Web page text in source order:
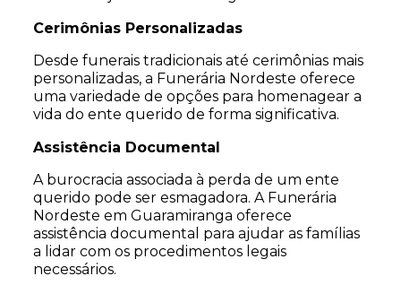
Cerimônias Personalizadas
Desde funerais tradicionais até cerimônias mais
personalizadas, a Funerária Nordeste oferece
uma variedade de opções para homenagear a
vida do ente querido de forma significativa.
Assistência Documental
A burocracia associada à perda de um ente
querido pode ser esmagadora. A Funerária
Nordeste em Guaramiranga oferece
assistência documental para ajudar as famílias
a lidar com os procedimentos legais
necessários.